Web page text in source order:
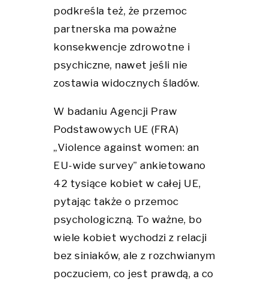
podkreśla też, że przemoc
partnerska ma poważne
konsekwencje zdrowotne i
psychiczne, nawet jeśli nie
zostawia widocznych śladów.
W badaniu Agencji Praw
Podstawowych UE (FRA)
„Violence against women: an
EU-wide survey” ankietowano
42 tysiące kobiet w całej UE,
pytając także o przemoc
psychologiczną. To ważne, bo
wiele kobiet wychodzi z relacji
bez siniaków, ale z rozchwianym
poczuciem, co jest prawdą, a co